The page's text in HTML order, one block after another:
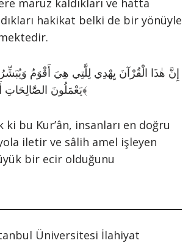
maruz kaldıkları ve hatta
hakikat belki de bir yönüyle
يَعْمَلُونَ الصَّالِحَاتِ أَنَّ لَهُمْ أَجْرًا كَبِيرًا﴾
ki bu Kur’ân, insanları en doğru
iletir ve sâlih amel işleyen
bir ecir olduğunu
Üniversitesi İlahiyat